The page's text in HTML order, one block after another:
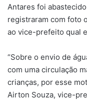
Antares foi
registraram com foto
ao vice-prefeito qual
“Sobre o envio de
com uma circulação
crianças, por esse
Airton Souza, vice-